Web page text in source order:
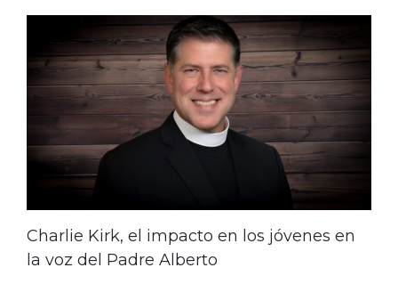
Charlie Kirk, el impacto en los jóvenes en
la voz del Padre Alberto